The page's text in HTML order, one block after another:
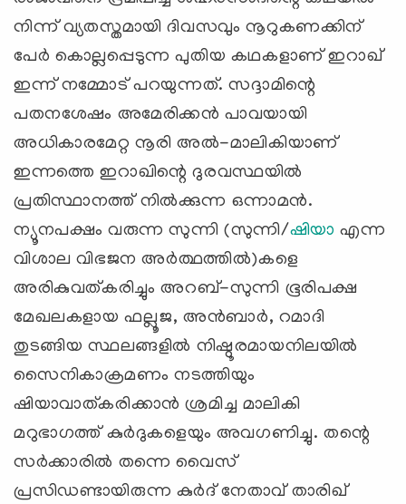
നിന്ന് വ്യതസ്തമായി ദിവസവും നൂറുകണക്കിന്
പേര്‍ കൊല്ലപ്പെടുന്ന പുതിയ കഥകളാണ് ഇറാഖ്‌
ഇന്ന് നമ്മോട് പറയുന്നത്. സദ്ദാമിന്റെ
പതനശേഷം അമേരിക്കന്‍ പാവയായി
അധികാരമേറ്റ നൂരി അല്‍-മാലികിയാണ്
ഇന്നത്തെ ഇറാഖിന്റെ ദുരവസ്ഥയില്‍
പ്രതിസ്ഥാനത്ത്‌ നില്‍ക്കുന്ന ഒന്നാമന്‍.
ന്യൂനപക്ഷം വരുന്ന സുന്നി (സുന്നി/ഷിയാ എന്ന
വിശാല വിഭജന അര്‍ത്ഥത്തില്‍)കളെ
അരികുവത്കരിച്ചും അറബ്-സുന്നി ഭൂരിപക്ഷ
മേഖലകളായ ഫല്ലൂജ, അന്‍ബാര്‍, റമാദി
തുടങ്ങിയ സ്ഥലങ്ങളില്‍ നിഷ്ഠൂരമായനിലയില്‍
സൈനികാക്രമണം നടത്തിയും
ഷിയാവാത്കരിക്കാന്‍ ശ്രമിച്ച മാലികി
മറുഭാഗത്ത്‌ കുര്‍ദുകളെയും അവഗണിച്ചു. തന്റെ
സര്‍ക്കാരില്‍ തന്നെ വൈസ്‌
പ്രസിഡണ്ടായിരുന്ന കുര്‍ദ് നേതാവ്‌ താരിഖ്‌